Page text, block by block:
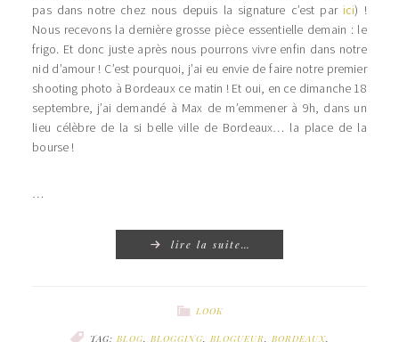
pas dans notre chez nous depuis la signature c’est par ici) !
Nous recevons la dernière grosse pièce essentielle demain : le
frigo. Et donc juste après nous pourrons vivre enfin dans notre
nid d’amour ! C’est pourquoi, j’ai eu envie de faire notre premier
shooting photo à Bordeaux ce matin ! Et oui, en ce dimanche 18
septembre, j’ai demandé à Max de m’emmener à 9h, dans un
lieu célèbre de la si belle ville de Bordeaux… la place de la
bourse !
…
lire la suite…
LOOK
TAG: BLOG BLOGGING BLOGUEUR BORDEAUX